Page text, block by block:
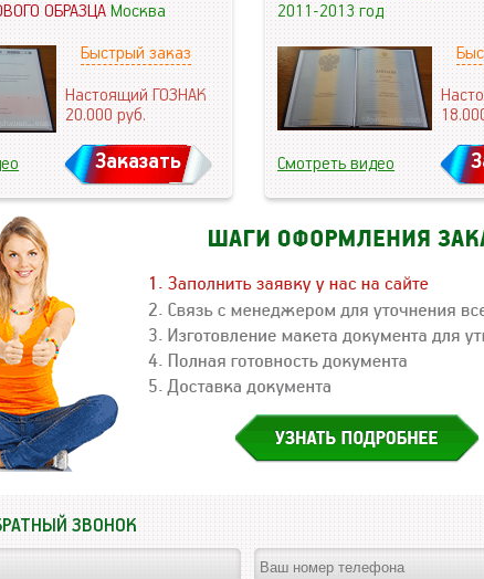
ОБРАЗЦАМосква
Быстрый заказ
Настоящий ГОЗНАК
20.000руб.
Заказать
2011-2013 год
Смотреть видео
ЗВОНОК